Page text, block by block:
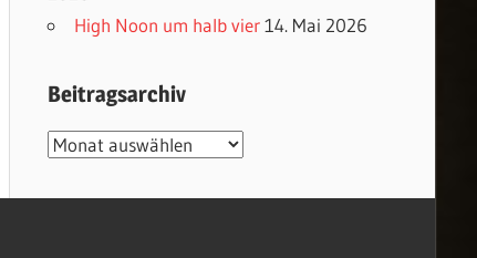
High Noon um halb vier 14. Mai 2026
Beitragsarchiv
Beitragsarchiv